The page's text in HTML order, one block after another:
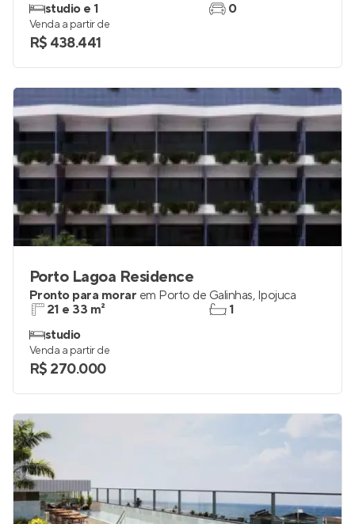
studio e 1
0
Venda a partir de
R$ 438.441
Porto Lagoa Residence
Pronto para morar em Porto de Galinhas, Ipojuca
21 e 33 m²
studio
1
Venda a partir de
R$ 270.000